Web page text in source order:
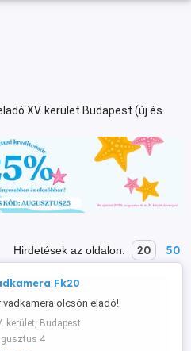
XV. kerület Budapest (új és
Hirdetések az oldalon: 20 50
Fk20
vadkamera olcsón eladó!
kerület, Budapest
4